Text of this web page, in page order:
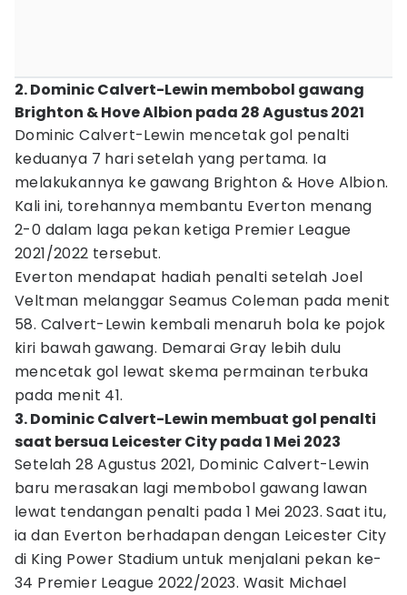
2. Dominic Calvert-Lewin membobol gawang
Brighton & Hove Albion pada 28 Agustus 2021
Dominic Calvert-Lewin mencetak gol penalti
keduanya 7 hari setelah yang pertama. Ia
melakukannya ke gawang Brighton & Hove Albion.
Kali ini, torehannya membantu Everton menang
2-0 dalam laga pekan ketiga Premier League
2021/2022 tersebut.
Everton mendapat hadiah penalti setelah Joel
Veltman melanggar Seamus Coleman pada menit
58. Calvert-Lewin kembali menaruh bola ke pojok
kiri bawah gawang. Demarai Gray lebih dulu
mencetak gol lewat skema permainan terbuka
pada menit 41.
3. Dominic Calvert-Lewin membuat gol penalti
saat bersua Leicester City pada 1 Mei 2023
Setelah 28 Agustus 2021, Dominic Calvert-Lewin
baru merasakan lagi membobol gawang lawan
lewat tendangan penalti pada 1 Mei 2023. Saat itu,
ia dan Everton berhadapan dengan Leicester City
di King Power Stadium untuk menjalani pekan ke-
34 Premier League 2022/2023. Wasit Michael